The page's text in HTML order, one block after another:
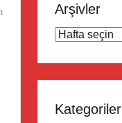
Arşivler
Kategoriler